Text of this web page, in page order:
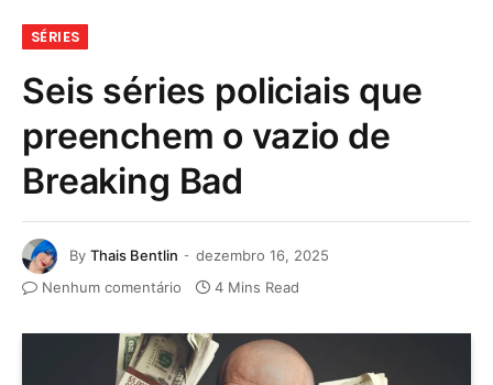
SÉRIES
Seis séries policiais que
preenchem o vazio de
Breaking Bad
By Thais Bentlin
dezembro 16, 2025
Nenhum comentário
4 Mins Read